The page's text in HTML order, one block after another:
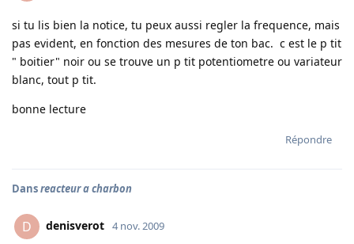
si tu lis bien la notice, tu peux aussi regler la frequence, mais
pas evident, en fonction des mesures de ton bac. c est le p tit
" boitier" noir ou se trouve un p tit potentiometre ou variateur
blanc, tout p tit.
bonne lecture
Répondre
Dansreacteur a charbon
D denisverot 4 nov. 2009